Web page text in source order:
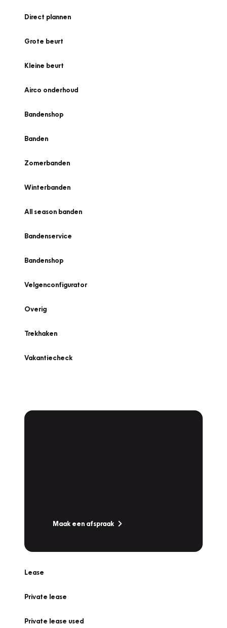
Direct plannen
Grote beurt
Kleine beurt
Airco onderhoud
Bandenshop
Banden
Zomerbanden
Winterbanden
All season banden
Bandenservice
Bandenshop
Velgenconfigurator
Overig
Trekhaken
Vakantiecheck
Maak een afspraak
Lease
Private lease
Private lease used